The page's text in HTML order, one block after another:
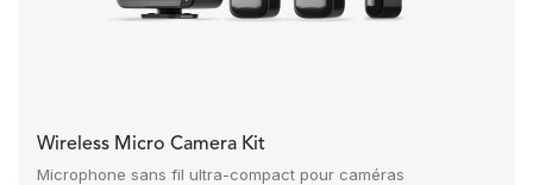
Wireless Micro Camera Kit
Microphone sans fil ultra-compact pour caméras